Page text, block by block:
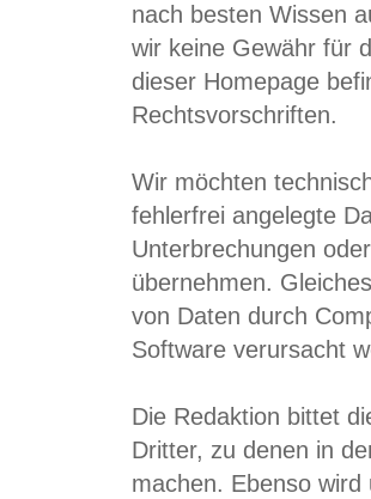
nach besten Wissen
wir keine Gewähr für
dieser Homepage
Rechtsvorschriften.
Wir möchten
fehlerfrei angelegte
Unterbrechungen
übernehmen.
von Daten durch
Software verursacht
Die Redaktion bittet
Dritter, zu denen in
machen. Ebenso